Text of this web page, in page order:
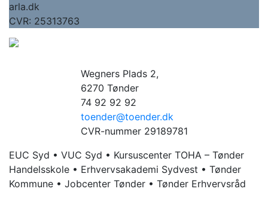
arla.dk
CVR: 25313763
Wegners Plads 2,
6270 Tønder
74 92 92 92
toender@toender.dk
CVR-nummer 29189781
EUC Syd • VUC Syd • Kursuscenter TOHA – Tønder
Handelsskole • Erhvervsakademi Sydvest • Tønder
Kommune • Jobcenter Tønder • Tønder Erhvervsråd